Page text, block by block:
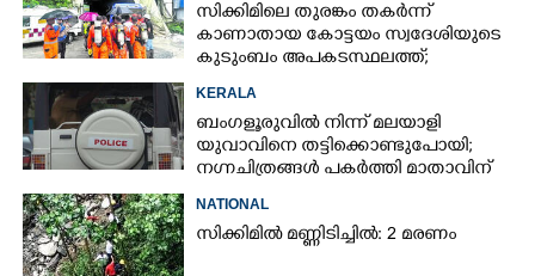
സിക്കിമിലെ തുരങ്കം തകർന്ന്
കാണാതായ കോട്ടയം സ്വദേശിയുടെ
കുടുംബം അപകടസ്ഥലത്ത്;
വിവരം
KERALA
ബംഗളൂരുവിൽ നിന്ന് മലയാളി
യുവാവിനെ തട്ടിക്കൊണ്ടുപോയി;
നഗ്നചിത്രങ്ങൾ പകർത്തി മാതാവിന്
NATIONAL
സിക്കിമിൽ മണ്ണിടിച്ചിൽ: 2 മരണം